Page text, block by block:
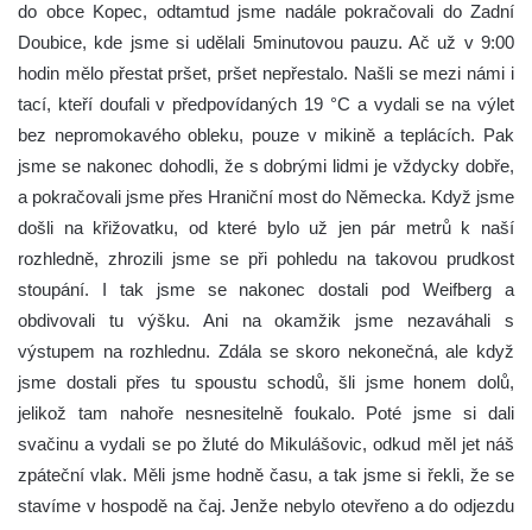
do obce Kopec, odtamtud jsme nadále pokračovali do Zadní
Doubice, kde jsme si udělali 5minutovou pauzu. Ač už v 9:00
hodin mělo přestat pršet, pršet nepřestalo. Našli se mezi námi i
tací, kteří doufali v předpovídaných 19 °C a vydali se na výlet
bez nepromokavého obleku, pouze v mikině a teplácích. Pak
jsme se nakonec dohodli, že s dobrými lidmi je vždycky dobře,
a pokračovali jsme přes Hraniční most do Německa. Když jsme
došli na křižovatku, od které bylo už jen pár metrů k naší
rozhledně, zhrozili jsme se při pohledu na takovou prudkost
stoupání. I tak jsme se nakonec dostali pod Weifberg a
obdivovali tu výšku. Ani na okamžik jsme nezaváhali s
výstupem na rozhlednu. Zdála se skoro nekonečná, ale když
jsme dostali přes tu spoustu schodů, šli jsme honem dolů,
jelikož tam nahoře nesnesitelně foukalo. Poté jsme si dali
svačinu a vydali se po žluté do Mikulášovic, odkud měl jet náš
zpáteční vlak. Měli jsme hodně času, a tak jsme si řekli, že se
stavíme v hospodě na čaj. Jenže nebylo otevřeno a do odjezdu